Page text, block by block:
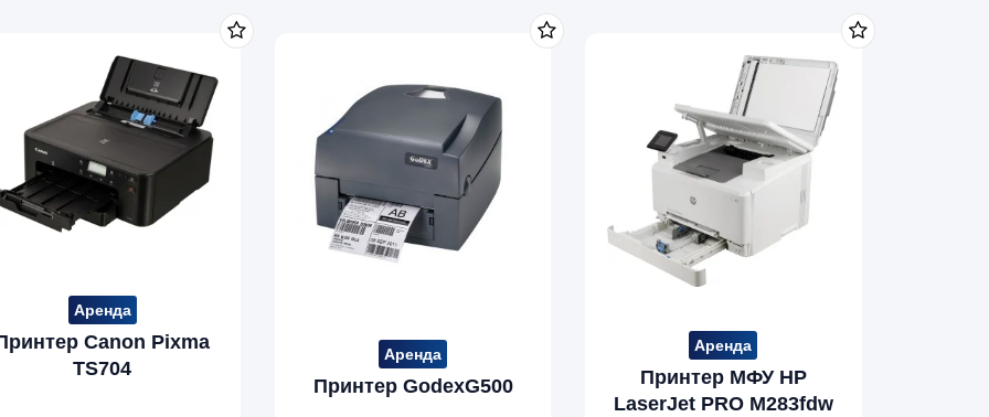
Аренда
Canon Pixma
TS704
Аренда
Принтер GodexG500
Аренда
Принтер МФУ HP
LaserJet PRO M283fdw